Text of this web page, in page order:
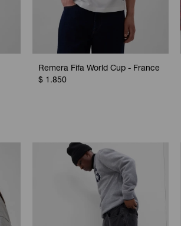
Remera Fifa World Cup - France
$ 1.850